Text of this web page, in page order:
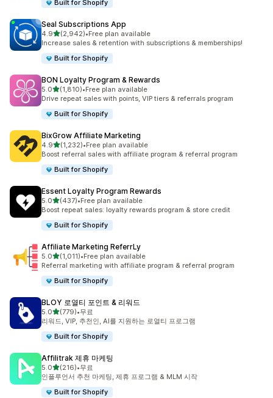
Built for Shopify
Seal Subscriptions App
4.9별 5개 중
(2,942)
총 리뷰 2942개
•Free plan available
Increase sales & retention with subscriptions & memberships!
Built for Shopify
BON Loyalty Program & Rewards
5.0별 5개 중
(1,810)
총 리뷰 1810개
•Free plan available
Drive repeat sales with points, VIP tiers & referrals program
Built for Shopify
BixGrow Affiliate Marketing
4.9별 5개 중
(1,232)
총 리뷰 1232개
•Free plan available
Boost referral sales with affiliate program & referral program
Built for Shopify
Essent Loyalty Program Rewards
5.0별 5개 중
(437)
총 리뷰 437개
•Free plan available
Boost repeat sales: loyalty rewards program & store credit
Built for Shopify
Affiliate Marketing ReferrLy
5.0별 5개 중
(1,011)
총 리뷰 1011개
•Free plan available
Referral marketing with affiliate program & referral program
Built for Shopify
BLOY 로열티 포인트 & 리워드
5.0별 5개 중
(779)
총 리뷰 779개
•무료
리워드, VIP, 추천인, AI를 지원하는 로열티 프로그램
Built for Shopify
Affilitrak 제휴 마케팅
5.0별 5개 중
(216)
총 리뷰 216개
•무료
인플루언서 추천 마케팅, 제휴 프로그램 & MLM 시작
Built for Shopify